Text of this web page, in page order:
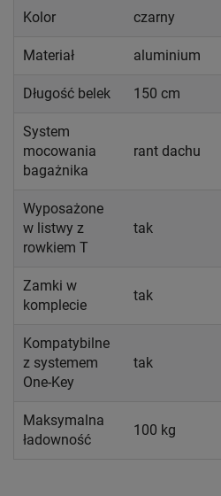
Kolor czarny
Materiał aluminium
Długość belek 150 cm
System
mocowania
bagażnika
rant dachu
Wyposażone
w listwy z
rowkiem T
tak
Zamki w
komplecie
tak
Kompatybilne
z systemem
One-Key
tak
Maksymalna
ładowność
100 kg